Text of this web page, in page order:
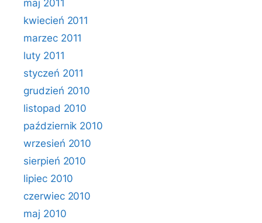
maj 2011
kwiecień 2011
marzec 2011
luty 2011
styczeń 2011
grudzień 2010
listopad 2010
październik 2010
wrzesień 2010
sierpień 2010
lipiec 2010
czerwiec 2010
maj 2010